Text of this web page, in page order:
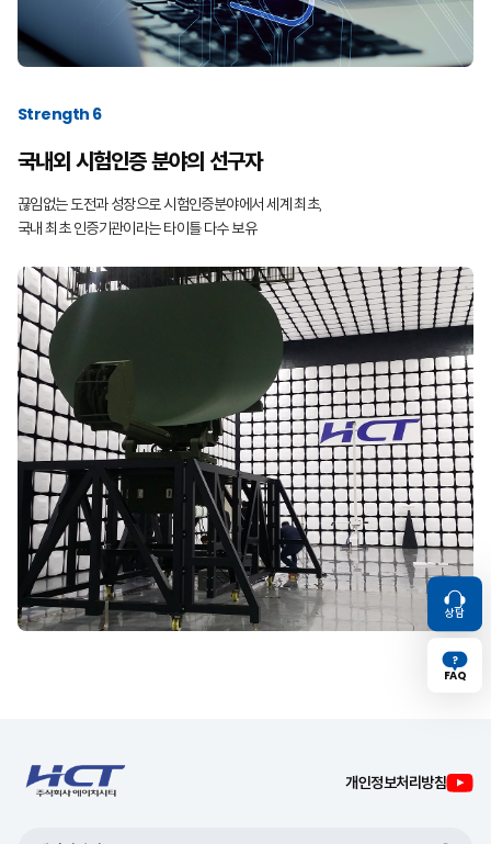
Strength 6
국내외 시험인증 분야의 선구자
끊임없는 도전과 성장으로 시험인증분야에서 세계 최초,
국내 최초 인증기관이라는 타이틀 다수 보유
개인정보처리방침
상담
FAQ